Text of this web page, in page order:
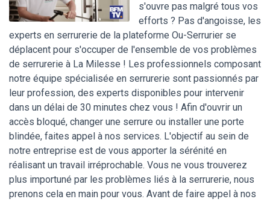
s'ouvre pas malgré tous vos
efforts ? Pas d'angoisse, les
experts en serrurerie de la plateforme Ou-Serrurier se
déplacent pour s'occuper de l'ensemble de vos problèmes
de serrurerie à La Milesse ! Les professionnels composant
notre équipe spécialisée en serrurerie sont passionnés par
leur profession, des experts disponibles pour intervenir
dans un délai de 30 minutes chez vous ! Afin d'ouvrir un
accès bloqué, changer une serrure ou installer une porte
blindée, faites appel à nos services. L'objectif au sein de
notre entreprise est de vous apporter la sérénité en
réalisant un travail irréprochable. Vous ne vous trouverez
plus importuné par les problèmes liés à la serrurerie, nous
prenons cela en main pour vous. Avant de faire appel à nos